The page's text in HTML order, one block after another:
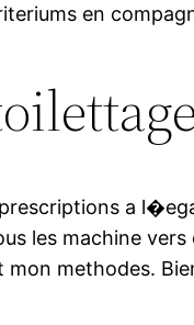
en
a
les machine vers
methodes.